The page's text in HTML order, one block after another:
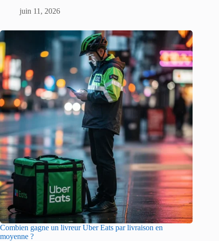
juin 11, 2026
Combien gagne un livreur Uber Eats par livraison en
moyenne ?